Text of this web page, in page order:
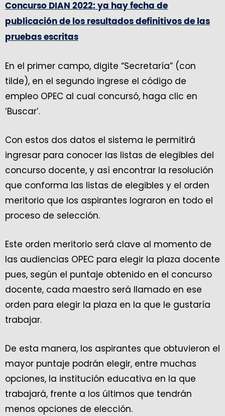
Concurso DIAN 2022: ya hay fecha de
publicación de los resultados definitivos de las
pruebas escritas
En el primer campo, digite “Secretaría” (con
tilde), en el segundo ingrese el código de
empleo OPEC al cual concursó, haga clic en
‘Buscar’.
Con estos dos datos el sistema le permitirá
ingresar para conocer las listas de elegibles del
concurso docente, y así encontrar la resolución
que conforma las listas de elegibles y el orden
meritorio que los aspirantes lograron en todo el
proceso de selección.
Este orden meritorio será clave al momento de
las audiencias OPEC para elegir la plaza docente
pues, según el puntaje obtenido en el concurso
docente, cada maestro será llamado en ese
orden para elegir la plaza en la que le gustaría
trabajar.
De esta manera, los aspirantes que obtuvieron el
mayor puntaje podrán elegir, entre muchas
opciones, la institución educativa en la que
trabajará, frente a los últimos que tendrán
menos opciones de elección.